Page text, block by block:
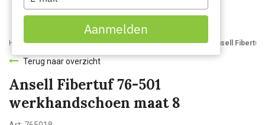
Home Webshop Handbescherming Werkhandschoenen Ansell
Terug naar overzicht
Ansell Fibertuf 76-501
werkhandschoen maat 8
your
email
Aanmelden